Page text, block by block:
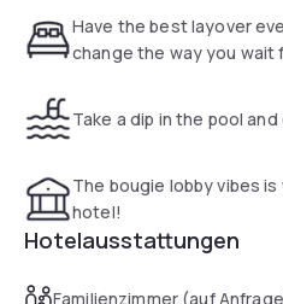
Have the best layover
change the way you wait
Take a dip in the pool
The bougie lobby vibes
hotel!
Hotelausstattungen
Familienzimmer (auf